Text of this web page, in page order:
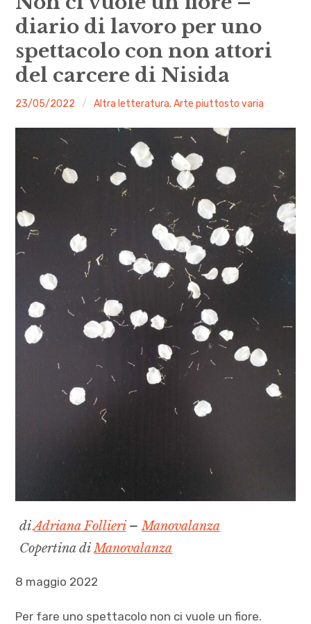
Numeri
Call
Contatti
Archivio
diario di lavoro per uno
spettacolo con non attori
del carcere di Nisida
malgrado
23/05/2022 Altra letteratura,Arte piuttosto varia
diAdriana Follieri–Manovalanza
Copertina diManovalanza
8 maggio 2022
Per fare uno spettacolo non ci vuole un fiore.